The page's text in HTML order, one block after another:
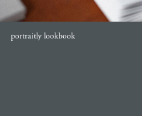
portraitly lookbook